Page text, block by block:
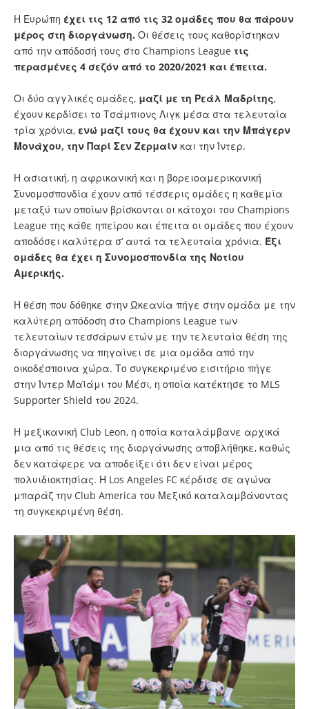
Η Ευρώπη έχει τις 12 από τις 32 ομάδες που θα πάρουν
μέρος στη διοργάνωση. Οι θέσεις τους καθορίστηκαν
από την απόδοσή τους στο Champions League τις
περασμένες 4 σεζόν από το 2020/2021 και έπειτα.
Οι δύο αγγλικές ομάδες, μαζί με τη Ρεάλ Μαδρίτης,
έχουν κερδίσει το Τσάμπιονς Λιγκ μέσα στα τελευταία
τρία χρόνια, ενώ μαζί τους θα έχουν και την Μπάγερν
Μονάχου, την Παρί Σεν Ζερμαίν και την Ίντερ.
Η ασιατική, η αφρικανική και η βορειοαμερικανική
Συνομοσπονδία έχουν από τέσσερις ομάδες η καθεμία
μεταξύ των οποίων βρίσκονται οι κάτοχοι του Champions
League της κάθε ηπείρου και έπειτα οι ομάδες που έχουν
αποδόσει καλύτερα σ’ αυτά τα τελευταία χρόνια. Έξι
ομάδες θα έχει η Συνομοσπονδία της Νοτίου
Αμερικής.
Η θέση που δόθηκε στην Ωκεανία πήγε στην ομάδα με την
καλύτερη απόδοση στο Champions League των
τελευταίων τεσσάρων ετών με την τελευταία θέση της
διοργάνωσης να πηγαίνει σε μια ομάδα από την
οικοδέσποινα χώρα. Το συγκεκριμένο εισιτήριο πήγε
στην Ίντερ Μαϊάμι του Μέσι, η οποία κατέκτησε το MLS
Supporter Shield του 2024.
Η μεξικανική Club Leon, η οποία καταλάμβανε αρχικά
μια από τις θέσεις της διοργάνωσης αποβλήθηκε, καθώς
δεν κατάφερε να αποδείξει ότι δεν είναι μέρος
πολυιδιοκτησίας. Η Los Angeles FC κέρδισε σε αγώνα
μπαράζ την Club America του Μεξικό καταλαμβάνοντας
τη συγκεκριμένη θέση.